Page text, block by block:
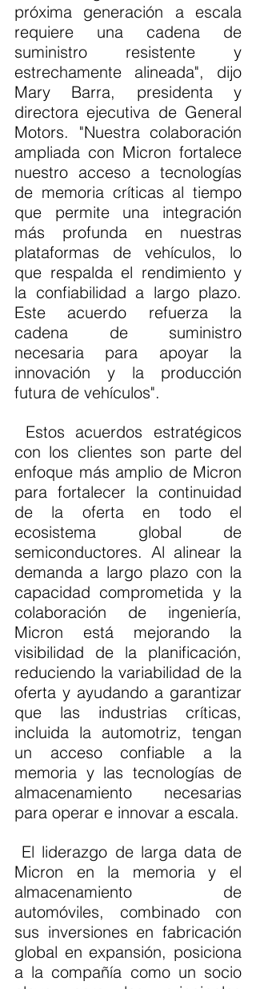
próxima generación a escala
requiere una cadena de
suministro resistente y
estrechamente alineada", dijo
Mary Barra, presidenta y
directora ejecutiva de General
Motors. "Nuestra colaboración
ampliada con Micron fortalece
nuestro acceso a tecnologías
de memoria críticas al tiempo
que permite una integración
más profunda en nuestras
plataformas de vehículos, lo
que respalda el rendimiento y
la confiabilidad a largo plazo.
Este acuerdo refuerza la
cadena de suministro
necesaria para apoyar la
innovación y la producción
futura de vehículos".
con los clientes son parte del
enfoque más amplio de Micron
para fortalecer la continuidad
de la oferta en todo el
ecosistema global de
semiconductores. Al alinear la
demanda a largo plazo con la
capacidad comprometida y la
colaboración de ingeniería,
Micron está mejorando la
visibilidad de la planificación,
reduciendo la variabilidad de la
oferta y ayudando a garantizar
que las industrias críticas,
incluida la automotriz, tengan
un acceso confiable a la
memoria y las tecnologías de
almacenamiento necesarias
para operar e innovar a escala.
Micron en la memoria y el
almacenamiento de
automóviles, combinado con
sus inversiones en fabricación
global en expansión, posiciona
a la compañía como un socio